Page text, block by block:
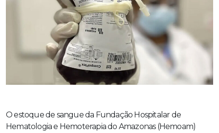
O estoque de sangue da Fundação Hospitalar de
Hematologia e Hemoterapia do Amazonas (Hemoam)